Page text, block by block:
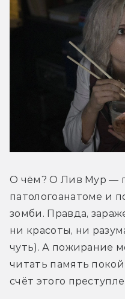
О чём? О Лив Мур —
патологоанатоме и
зомби. Правда,
ни красоты, ни
чуть). А пожирание
читать память
счёт этого